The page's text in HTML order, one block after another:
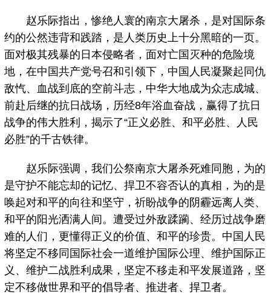
赵乐际指出，惨绝人寰的南京大屠杀，是对国际条
约的公然违背和践踏，是人类历史上十分黑暗的一页。
面对极其残暴的日本侵略者，面对亡国灭种的危险境
地，在中国共产党号召和引领下，中国人民凝聚起同仇
敌忾、血战到底的空前斗志，中华大地成为众志成城、
前赴后继的抗日战场，历经8年浴血奋战，赢得了抗日
战争的伟大胜利，揭示了“正义必胜、和平必胜、人民
必胜”的千古铁律。
赵乐际强调，我们公祭南京大屠杀死难同胞，为的
是守护不能忘却的记忆、捍卫不容否认的真相，为的是
唤起对和平的向往和坚守，祈盼战争的阴霾远离人类、
和平的阳光洒满人间。遭受过外敌蹂躏、经历过战争磨
难的人们，更懂得正义的价值、和平的珍贵。中国人民
将坚定不移同国际社会一道维护国际公理、维护国际正
义、维护二战胜利成果，坚定不移走和平发展道路，坚
定不移做世界和平的倡导者、推进者、捍卫者。